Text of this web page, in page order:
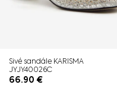
Sivé sandále KARISMA
JYJY40026C
66.90 €